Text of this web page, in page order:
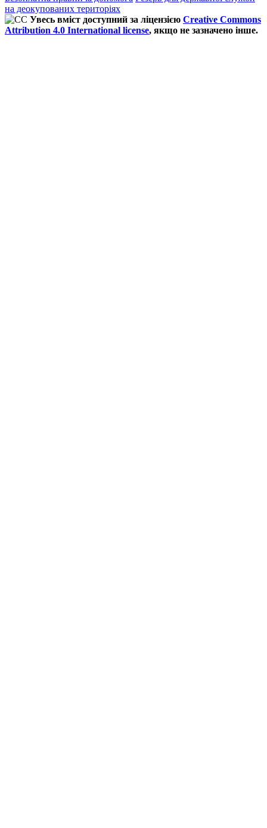
на деокупованих територіях
Увесь вміст доступний за ліцензією Creative Commons
Attribution 4.0 International license, якщо не зазначено інше.